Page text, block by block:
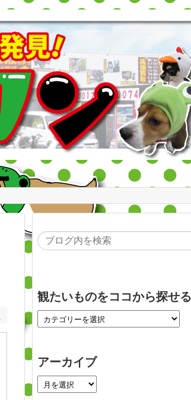
観たいものをココから探せる
アーカイブ